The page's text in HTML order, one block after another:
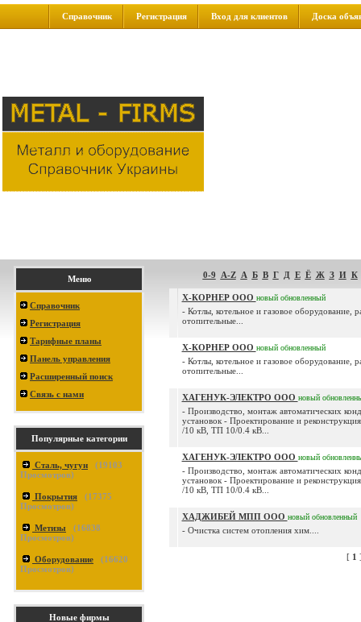
Справочник Регистрация Вход для клиентов Доска
Меню
Справочник
Регистрация
Тарифные планы
Панель управления
Расширенный поиск
Связь с нами
Популярные категории
Сталь, чугун (19103
Просмотров)
Покрытия (17375
Просмотров)
Метизы (16838
Просмотров)
Оборудование (16620
Просмотров)
Новые фирмы
0-9 A-Z А Б В Г Д Е Ё Ж З И К
Х-КОРНЕР ООО новый обновленный
- Котлы, котельное и газовое оборудование,
отопительные...
Х-КОРНЕР ООО новый обновленный
- Котлы, котельное и газовое оборудование,
отопительные...
ХАГЕНУК-ЭЛЕКТРО ООО новый
- Производство, монтаж автоматических
установок - Проектирование и
/10 кВ, ТП 10/0.4 кВ...
ХАГЕНУК-ЭЛЕКТРО ООО новый
- Производство, монтаж автоматических
установок - Проектирование и
/10 кВ, ТП 10/0.4 кВ...
ХАДЖИБЕЙ МПП ООО новый обновленный
- Очистка систем отопления хим....
[ 1